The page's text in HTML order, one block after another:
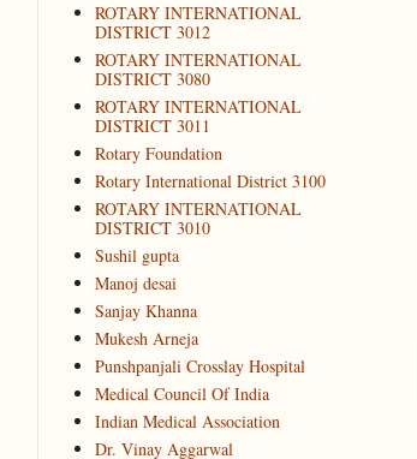
ROTARY INTERNATIONAL
DISTRICT 3012
ROTARY INTERNATIONAL
DISTRICT 3080
ROTARY INTERNATIONAL
DISTRICT 3011
Rotary Foundation
Rotary International District 3100
ROTARY INTERNATIONAL
DISTRICT 3010
Sushil gupta
Manoj desai
Sanjay Khanna
Mukesh Arneja
Punshpanjali Crosslay Hospital
Medical Council Of India
Indian Medical Association
Dr. Vinay Aggarwal